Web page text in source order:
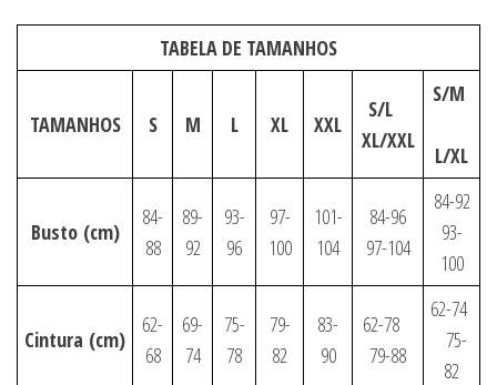
TABELA DE TAMANHOS
TAMANHOS S M L XL XXL
S/L
XL/XXL
S/M
L/XL
Busto (cm)
84-
88
89-
92
93-
96
97-
100
101-
104
84-96
97-104
84-92
93-
100
Cintura (cm)
62-
68
69-
74
75-
78
79-
82
83-
90
62-78
79-88
62-74
75-
82